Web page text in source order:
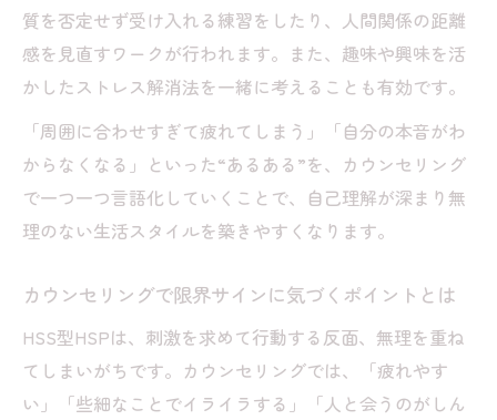
てるコツ
心身の限界サインをカウンセリングで受け
止める大切さ
カウンセリングで見直す完璧主義からの解
放アプローチ
質を否定せず受け入れる練習をしたり、人間関係の距離
感を見直すワークが行われます。また、趣味や興味を活
かしたストレス解消法を一緒に考えることも有効です。
「周囲に合わせすぎて疲れてしまう」「自分の本音がわ
からなくなる」といった“あるある”を、カウンセリング
で一つ一つ言語化していくことで、自己理解が深まり無
理のない生活スタイルを築きやすくなります。
カウンセリングで限界サインに気づくポイントとは
HSS型HSPは、刺激を求めて行動する反面、無理を重ね
てしまいがちです。カウンセリングでは、「疲れやす
い」「些細なことでイライラする」「人と会うのがしん